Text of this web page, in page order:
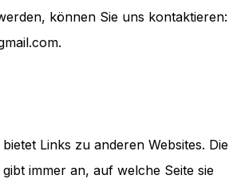
können Sie uns kontaktieren:
Links zu anderen Websites. Die
immer an, auf welche Seite sie